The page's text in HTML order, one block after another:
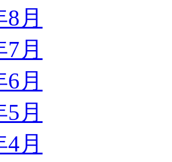
月
月
月
月
月